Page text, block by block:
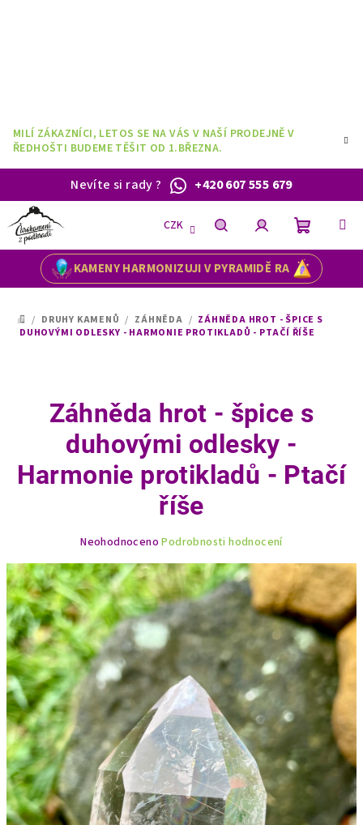
MILÍ ZÁKAZNÍCI, LETOS SE NA VÁS V NAŠÍ PRODEJNĚ V
ŘEDHOŠTI BUDEME TĚŠIT OD 1.BŘEZNA.
Nevíte si rady? +420 607 555 679
KAMENY HARMONIZUJI V PYRAMIDĚ RA
CZK
HledatPřihlášeníNákupní
DOMŮ
/ DRUHY KAMENŮ / ZÁHNĚDA / ZÁHNĚDA HROT - ŠPICE S
DUHOVÝMI ODLESKY - HARMONIE PROTIKLADŮ - PTAČÍ ŘÍŠE
Záhněda hrot - špice s
duhovými odlesky -
Harmonie protikladů - Ptačí
říše
produktu
je
0,0
z
5
hvězdiček.
Neohodnoceno Podrobnosti hodnocení